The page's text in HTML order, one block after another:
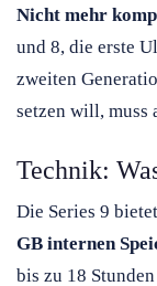
Nicht mehr
und 8, die erste
zweiten
setzen will, muss
Technik:
Die Series 9
GB internen
bis zu 18